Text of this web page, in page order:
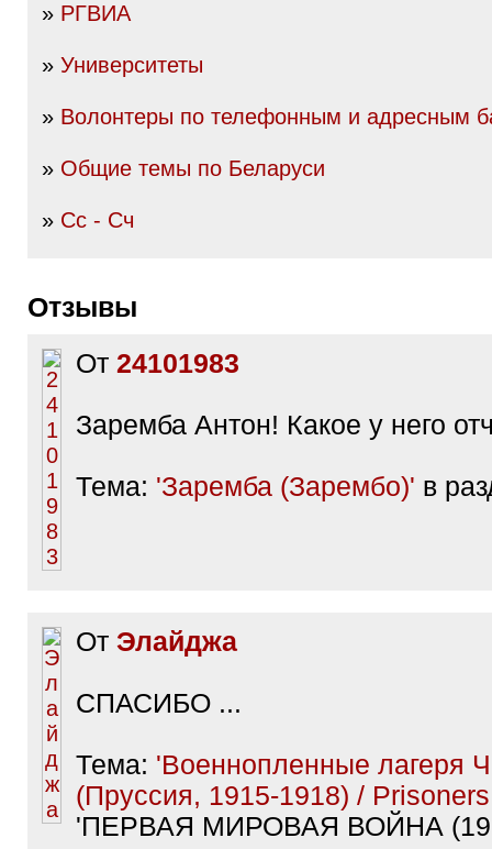
» РГВИА
» Университеты
» Волонтеры по телефонным и адресным
» Общие темы по Беларуси
» Сс - Сч
Отзывы
От 24101983
Заремба Антон! Какое у него
Тема: 'Заремба (Зарембо)' в
От Элайджа
СПАСИБО ...
Тема: 'Военнопленные лагеря
(Пруссия, 1915-1918) /
'ПЕРВАЯ МИРОВАЯ ВОЙНА